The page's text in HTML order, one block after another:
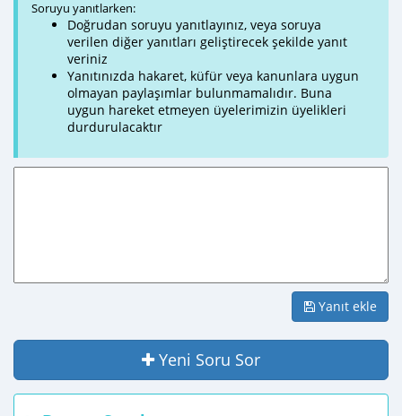
Soruyu yanıtlarken:
Doğrudan soruyu yanıtlayınız, veya soruya
verilen diğer yanıtları geliştirecek şekilde yanıt
veriniz
Yanıtınızda hakaret, küfür veya kanunlara uygun
olmayan paylaşımlar bulunmamalıdır. Buna
uygun hareket etmeyen üyelerimizin üyelikleri
durdurulacaktır
Yanıt ekle
Yeni Soru Sor